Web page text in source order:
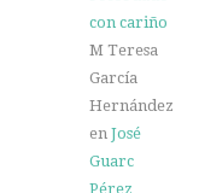
con cariño
M Teresa
García
Hernández
en José
Guarc
Pérez